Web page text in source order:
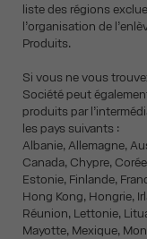
liste des régions
l’organisation de
Produits.
Si vous ne vous
Société peut
produits par
les pays suivants :
Albanie, Allemagne,
Canada, Chypre,
Estonie, Finlande,
Hong Kong, Hongrie,
Réunion, Lettonie,
Mayotte, Mexique,